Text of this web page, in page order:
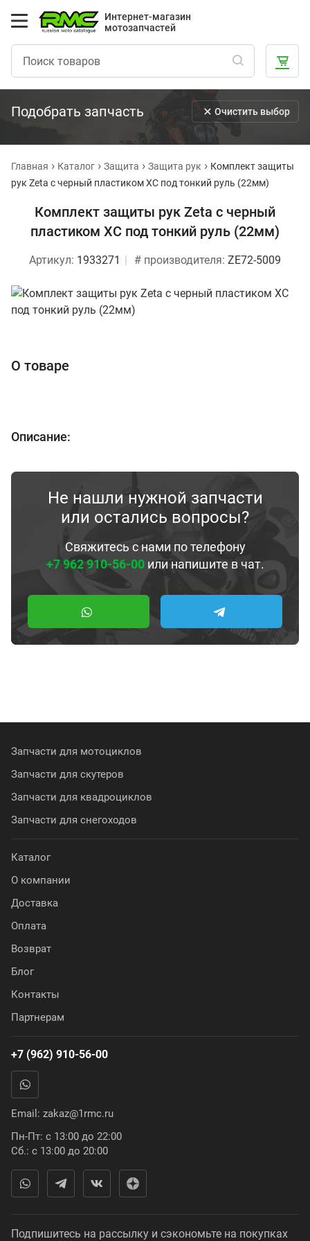
Интернет-магазин
мотозапчастей
Подобрать запчасть Очистить выбор
Главная Каталог Защита Защита рук
Комплект защиты
рук Zeta c черный пластиком XC под тонкий руль (22мм)
Комплект защиты рук Zeta c черный
пластиком XC под тонкий руль (22мм)
Артикул: 1933271 # производителя: ZE72-5009
О товаре
Описание:
Не нашли нужной запчасти
или остались вопросы?
Свяжитесь с нами по телефону
+7 962 910-56-00или напишите в чат.
Запчасти для мотоциклов
Запчасти для скутеров
Запчасти для квадроциклов
Запчасти для снегоходов
Каталог
О компании
Доставка
Оплата
Возврат
Блог
Контакты
Партнерам
+7 (962) 910-56-00
Email: zakaz@1rmc.ru
Пн-Пт: с 13:00 до 22:00
Сб.: с 13:00 до 20:00
Подпишитесь на рассылку и сэкономьте на покупках